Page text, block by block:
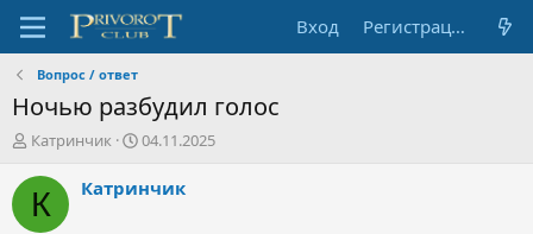
Вход Регистрация
Вопрос / ответ
Ночью разбудил голос
А
т
о
Катринчик
Д
т
04.11.2025
К Катринчик